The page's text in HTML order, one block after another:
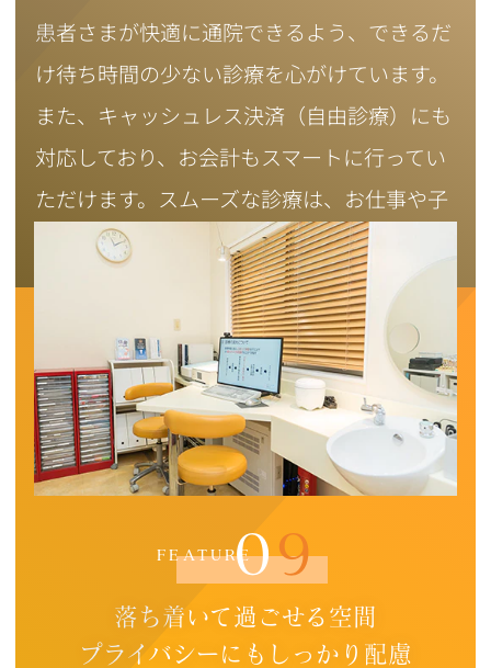
患者さまが快適に通院できるよう、できるだ
け待ち時間の少ない診療を心がけています。
また、キャッシュレス決済（自由診療）にも
対応しており、お会計もスマートに行ってい
ただけます。スムーズな診療は、お仕事や子
育てで忙しいかたにも選ばれています。
FEATURE 09
落ち着いて過ごせる空間
プライバシーにもしっかり配慮